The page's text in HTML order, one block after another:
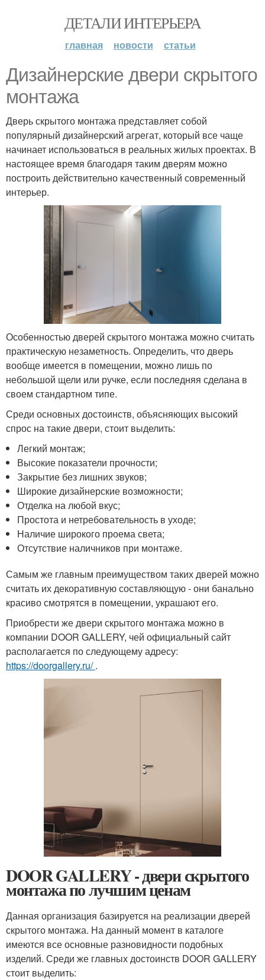
ДЕТАЛИ ИНТЕРЬЕРА
главная новости статьи
Дизайнерские двери скрытого
монтажа
Дверь скрытого монтажа представляет собой
популярный дизайнерский агрегат, который все чаще
начинает использоваться в реальных жилых проектах. В
настоящее время благодаря таким дверям можно
построить действительно качественный современный
интерьер.
Особенностью дверей скрытого монтажа можно считать
практическую незаметность. Определить, что дверь
вообще имеется в помещении, можно лишь по
небольшой щели или ручке, если последняя сделана в
своем стандартном типе.
Среди основных достоинств, объясняющих высокий
спрос на такие двери, стоит выделить:
Легкий монтаж;
Высокие показатели прочности;
Закрытие без лишних звуков;
Широкие дизайнерские возможности;
Отделка на любой вкус;
Простота и нетребовательность в уходе;
Наличие широкого проема света;
Отсутствие наличников при монтаже.
Самым же главным преимуществом таких дверей можно
считать их декоративную составляющую - они банально
красиво смотрятся в помещении, украшают его.
Приобрести же двери скрытого монтажа можно в
компании DOOR GALLERY, чей официальный сайт
располагается по следующему адресу:
https://doorgallery.ru/.
DOOR GALLERY - двери скрытого
монтажа по лучшим ценам
Данная организация базируется на реализации дверей
скрытого монтажа. На данный момент в каталоге
имеются все основные разновидности подобных
изделий. Среди же главных достоинств DOOR GALLERY
стоит выделить: